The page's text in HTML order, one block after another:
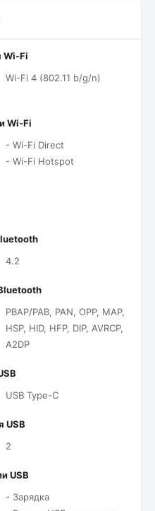
Wi-Fi
Wi-Fi 4 (802.11 b/g/n)
Wi-Fi
- Wi-Fi Direct
- Wi-Fi Hotspot
4.2
PBAP/PAB, PAN, OPP, MAP,
HSP, HID, HFP, DIP, AVRCP,
A2DP
USB Type-C
USB
2
USB
- Зарядка